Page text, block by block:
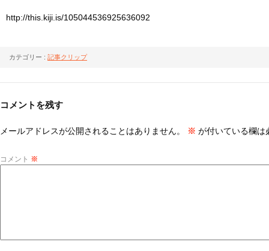
http://this.kiji.is/105044536925636092
カテゴリー : 記事クリップ
コメントを残す
メールアドレスが公開されることはありません。 ※ が付いている欄は
コメント ※